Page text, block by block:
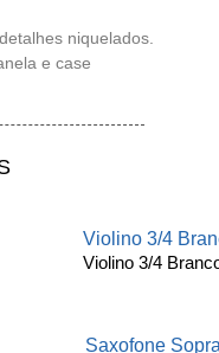
niquelados.
e case
Violino 3/4